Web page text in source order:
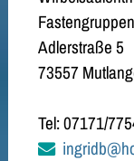
Fastengruppen
Adlerstraße 5
73557
Tel: 07171/